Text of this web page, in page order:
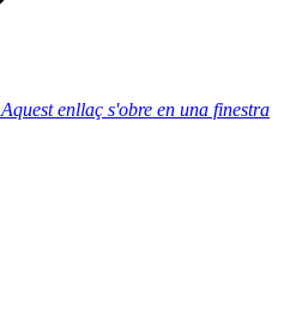
Aquest enllaç s'obre en una finestra